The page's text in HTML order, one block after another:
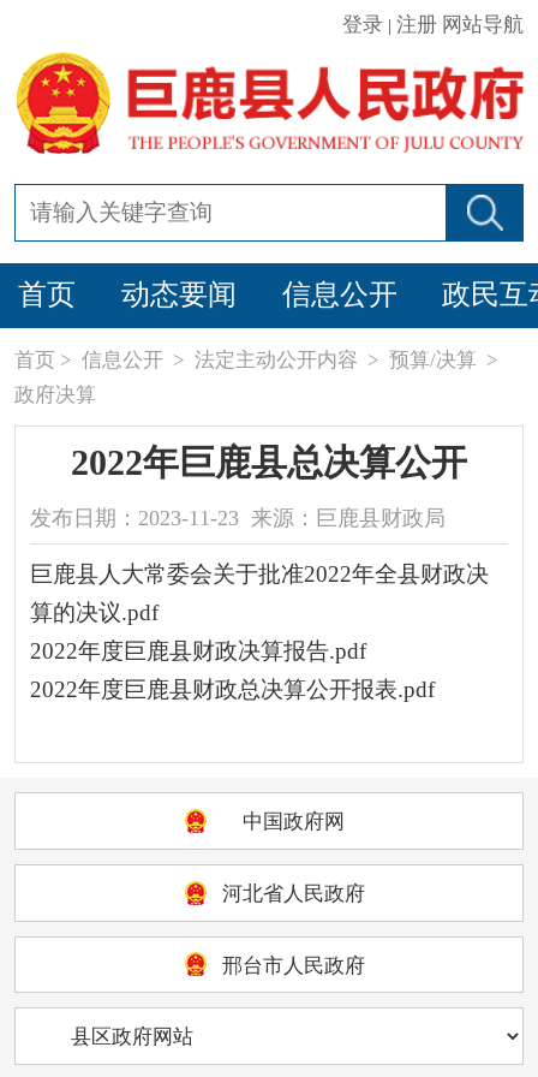
登录 |注册 网站导航
首页 动态要闻 信息公开 政民互
首页> 信息公开> 法定主动公开内容 > 预算/决算 >
政府决算
2022年巨鹿县总决算公开
发布日期：2023-11-23 来源：巨鹿县财政局
巨鹿县人大常委会关于批准2022年全县财政决
算的决议.pdf
2022年度巨鹿县财政决算报告.pdf
2022年度巨鹿县财政总决算公开报表.pdf
中国政府网
河北省人民政府
邢台市人民政府